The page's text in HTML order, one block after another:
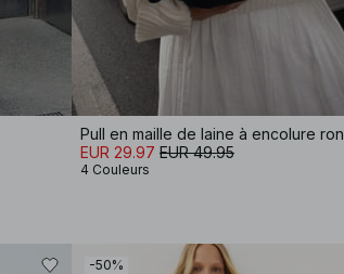
Pull en maille de laine à encolure
EUR 29.97 EUR 49.95
4 Couleurs
-50%